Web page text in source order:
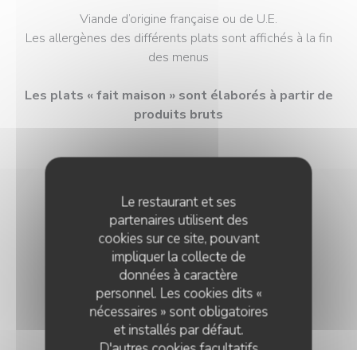
Le restaurant et ses
partenaires utilisent des
cookies sur ce site, pouvant
impliquer la collecte de
données à caractère
personnel. Les cookies dits «
nécessaires » sont obligatoires
et installés par défaut.
Viande d’origine française ou de U.E.
Les allergènes des différents plats sont affichés à la fin
des menus
Les plats « fait maison » sont élaborés à partir de
produits bruts
LE MENU SIGNATURE
Boissons non incluses
79,90 EUR